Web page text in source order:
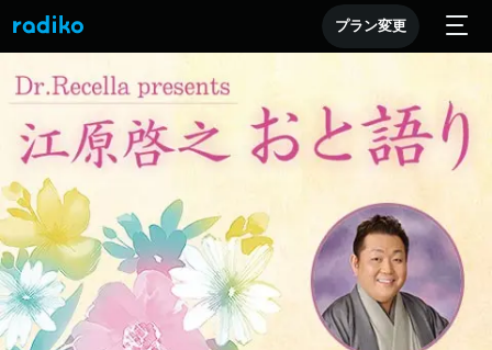
プラン変更